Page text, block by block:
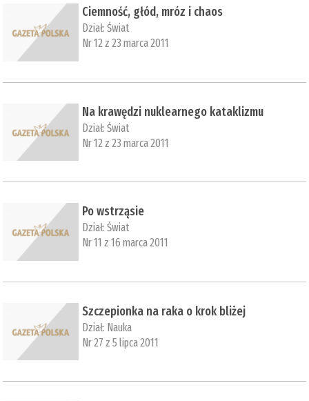
Ciemność, głód, mróz i chaos
Dział:Świat
Nr 12 z 23 marca 2011
Na krawędzi nuklearnego kataklizmu
Dział:Świat
Nr 12 z 23 marca 2011
Po wstrząsie
Dział:Świat
Nr 11 z 16 marca 2011
Szczepionka na raka o krok bliżej
Dział: Nauka
Nr 27 z 5 lipca 2011